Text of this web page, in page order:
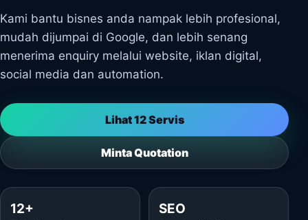
Kami bantu bisnes anda nampak lebih profesional,
mudah dijumpai di Google, dan lebih senang
menerima enquiry melalui website, iklan digital,
social media dan automation.
Lihat 12 Servis
Minta Quotation
12+ SEO